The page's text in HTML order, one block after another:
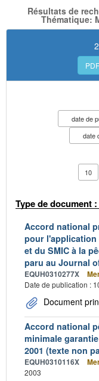
Résultats de
Thématique:
PDF
date de
date
10
Type de document
Accord national
pour l'application
et du SMIC à la
paru au Journal
EQUH0310277X
Date de publication :
Document
Accord national
minimale
2001 (texte non
EQUH0310116X
2003